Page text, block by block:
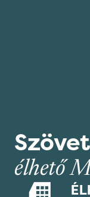
élhető